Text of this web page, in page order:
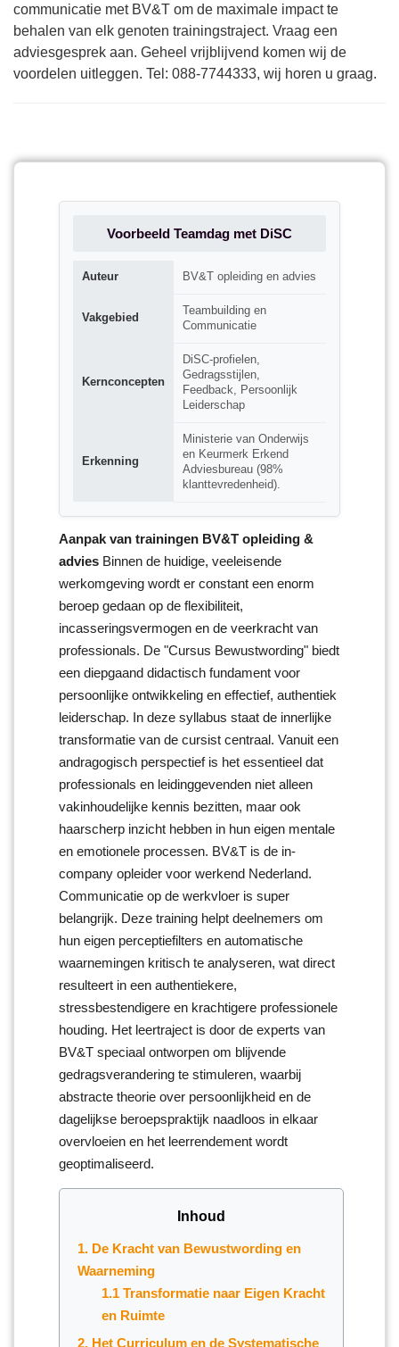
communicatie met BV&T om de maximale impact te
behalen van elk genoten trainingstraject. Vraag een
adviesgesprek aan. Geheel vrijblijvend komen wij de
voordelen uitleggen. Tel: 088-7744333, wij horen u graag.
Voorbeeld Teamdag met DiSC
Auteur BV&T opleiding en advies
Vakgebied
Teambuilding en
Communicatie
Kernconcepten
DiSC-profielen,
Gedragsstijlen,
Feedback, Persoonlijk
Leiderschap
Erkenning
Ministerie van Onderwijs
en Keurmerk Erkend
Adviesbureau (98%
klanttevredenheid).
Aanpak van trainingen BV&T opleiding &
advies Binnen de huidige, veeleisende
werkomgeving wordt er constant een enorm
beroep gedaan op de flexibiliteit,
incasseringsvermogen en de veerkracht van
professionals. De "Cursus Bewustwording" biedt
een diepgaand didactisch fundament voor
persoonlijke ontwikkeling en effectief, authentiek
leiderschap. In deze syllabus staat de innerlijke
transformatie van de cursist centraal. Vanuit een
andragogisch perspectief is het essentieel dat
professionals en leidinggevenden niet alleen
vakinhoudelijke kennis bezitten, maar ook
haarscherp inzicht hebben in hun eigen mentale
en emotionele processen. BV&T is de in-
company opleider voor werkend Nederland.
Communicatie op de werkvloer is super
belangrijk. Deze training helpt deelnemers om
hun eigen perceptiefilters en automatische
waarnemingen kritisch te analyseren, wat direct
resulteert in een authentiekere,
stressbestendigere en krachtigere professionele
houding. Het leertraject is door de experts van
BV&T speciaal ontworpen om blijvende
gedragsverandering te stimuleren, waarbij
abstracte theorie over persoonlijkheid en de
dagelijkse beroepspraktijk naadloos in elkaar
overvloeien en het leerrendement wordt
geoptimaliseerd.
Inhoud
1. De Kracht van Bewustwording en
Waarneming
1.1 Transformatie naar Eigen Kracht
en Ruimte
2. Het Curriculum en de Systematische